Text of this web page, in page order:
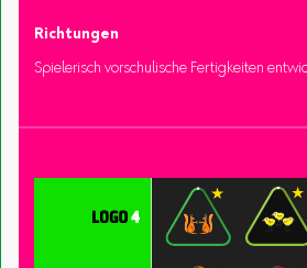
Richtungen
Spielerisch vorschulische Fertigkeiten